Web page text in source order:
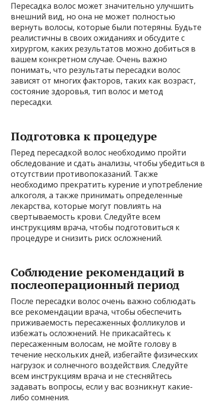
Пересадка волос может значительно улучшить
внешний вид, но она не может полностью
вернуть волосы, которые были потеряны. Будьте
реалистичны в своих ожиданиях и обсудите с
хирургом, каких результатов можно добиться в
вашем конкретном случае. Очень важно
понимать, что результаты пересадки волос
зависят от многих факторов, таких как возраст,
состояние здоровья, тип волос и метод
пересадки.
Подготовка к процедуре
Перед пересадкой волос необходимо пройти
обследование и сдать анализы, чтобы убедиться в
отсутствии противопоказаний. Также
необходимо прекратить курение и употребление
алкоголя, а также принимать определенные
лекарства, которые могут повлиять на
свертываемость крови. Следуйте всем
инструкциям врача, чтобы подготовиться к
процедуре и снизить риск осложнений.
Соблюдение рекомендаций в
послеоперационный период
После пересадки волос очень важно соблюдать
все рекомендации врача, чтобы обеспечить
приживаемость пересаженных фолликулов и
избежать осложнений. Не прикасайтесь к
пересаженным волосам, не мойте голову в
течение нескольких дней, избегайте физических
нагрузок и солнечного воздействия. Следуйте
всем инструкциям врача и не стесняйтесь
задавать вопросы, если у вас возникнут какие-
либо сомнения.